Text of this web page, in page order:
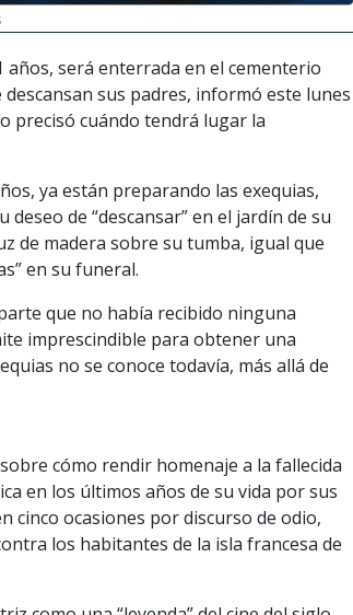
será enterrada en el cementerio
sus padres, informó este lunes
precisó cuándo tendrá lugar la
ya están preparando las exequias,
de “descansar” en el jardín de su
de madera sobre su tumba, igual que
en su funeral.
que no había recibido ninguna
imprescindible para obtener una
no se conoce todavía, más allá de
cómo rendir homenaje a la fallecida
en los últimos años de su vida por sus
cinco ocasiones por discurso de odio,
los habitantes de la isla francesa de